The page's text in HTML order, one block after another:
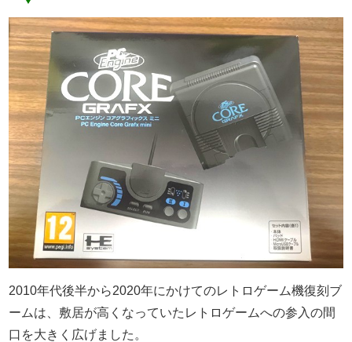
2010年代後半から2020年にかけてのレトロゲーム機復刻ブ
ームは、敷居が高くなっていたレトロゲームへの参入の間
口を大きく広げました。